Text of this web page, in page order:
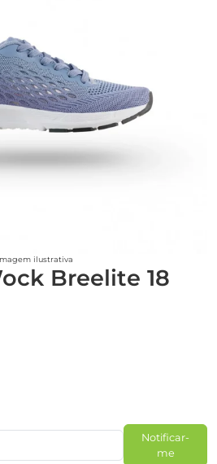
ilustrativa
Breelite 18
Notificar-
me